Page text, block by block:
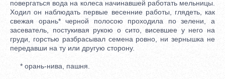
повергаться вода на колеса начинавшей работать мельницы.
Ходил он наблюдать первые весенние работы, глядеть, как
свежая орань* черной полосою проходила по зелени, а
засеватель, постукивая рукою о сито, висевшее у него на
груди, горстью разбрасывал семена ровно, ни зернышка не
передавши на ту или другую сторону.
* орань-нива, пашня.